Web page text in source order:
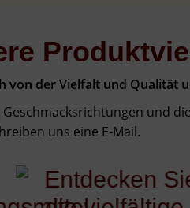
von der Vielfalt und Qualität
und
uns eine E-Mail.